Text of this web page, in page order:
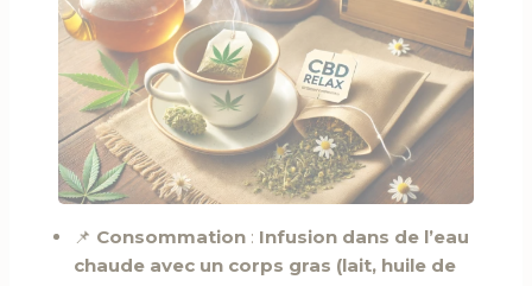
📌 Consommation : Infusion dans de l’eau
chaude avec un corps gras (lait, huile de